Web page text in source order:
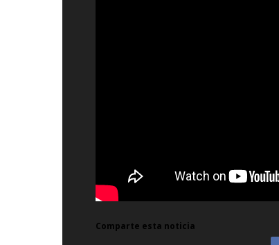
Comparte esta noticia